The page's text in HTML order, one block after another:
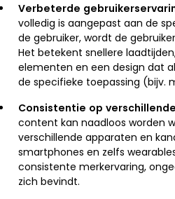
Verbeterde
volledig is aangepast aan de
de gebruiker, wordt de
Het betekent snellere
elementen en een design dat
de specifieke toepassing (bijv.
Consistentie op
content kan naadloos worden
verschillende apparaten en
smartphones en zelfs
consistente merkervaring,
zich bevindt.